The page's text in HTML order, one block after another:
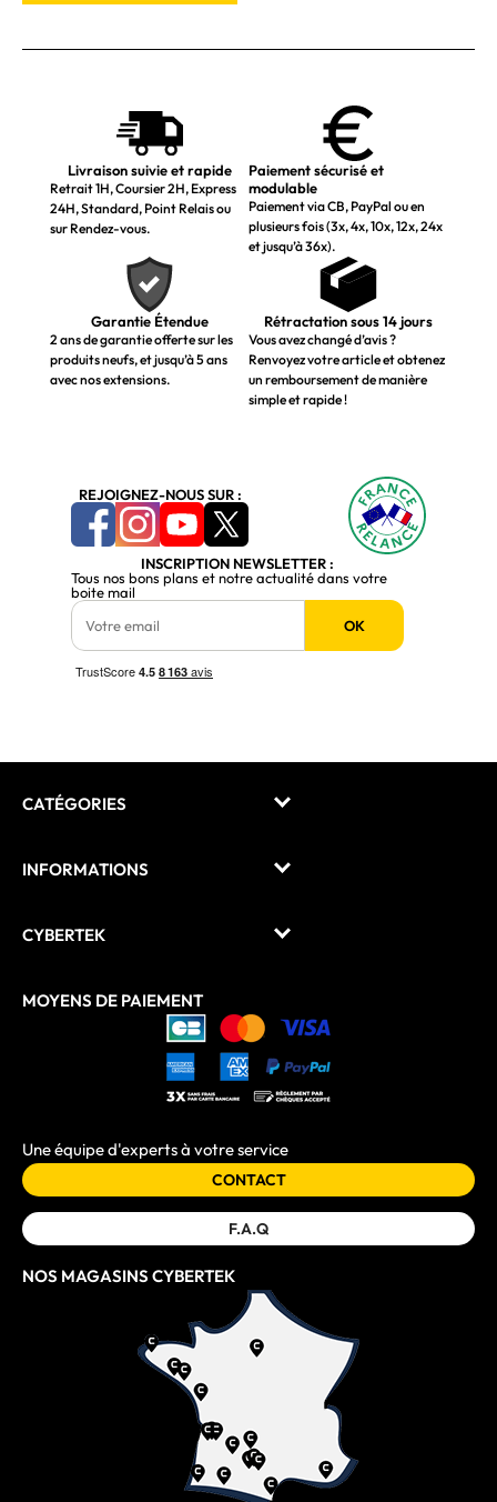
Livraison suivie et rapide
Retrait 1H, Coursier 2H, Express
24H, Standard, Point Relais ou
sur Rendez-vous.
Paiement sécurisé et
modulable
Paiement via CB, PayPal ou en
plusieurs fois (3x, 4x, 10x, 12x, 24x
et jusqu’à 36x).
Garantie Étendue
2 ans de garantie offerte sur les
produits neufs, et jusqu’à 5 ans
avec nos extensions.
Rétractation sous 14 jours
Vous avez changé d’avis ?
Renvoyez votre article et obtenez
un remboursement de manière
simple et rapide !
REJOIGNEZ-NOUS SUR :
INSCRIPTION NEWSLETTER :
Tous nos bons plans et notre actualité dans votre
boite mail
OK
CATÉGORIES
INFORMATIONS
CYBERTEK
MOYENS DE PAIEMENT
Une équipe d'experts à votre service
CONTACT
F.A.Q
NOS MAGASINS CYBERTEK